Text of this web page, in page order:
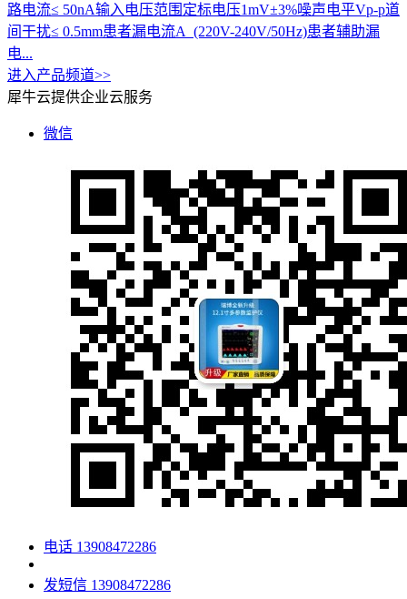
路电流≤ 50nA输入电压范围定标电压1mV±3%噪声电平Vp-p道
间干扰≤ 0.5mm患者漏电流A (220V-240V/50Hz)患者辅助漏
电...
进入产品频道>>
犀牛云提供企业云服务
微信
电话 13908472286
发短信 13908472286